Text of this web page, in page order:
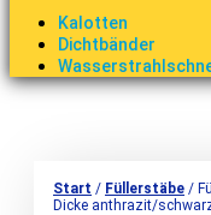
Kalotten
Dichtbänder
Start / Füllerstäbe /
Dicke anthrazit/